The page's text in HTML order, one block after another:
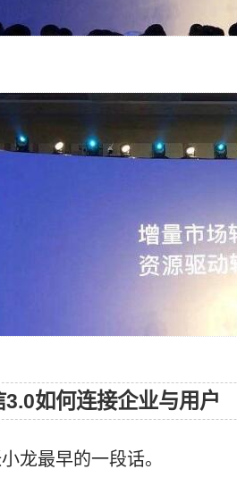
如何连接企业与用户
龙最早的一段话。